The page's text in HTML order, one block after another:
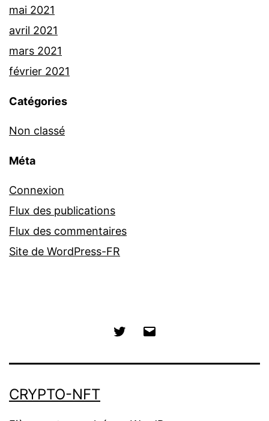
mai 2021
avril 2021
mars 2021
février 2021
Catégories
Non classé
Méta
Connexion
Flux des publications
Flux des commentaires
Site de WordPress-FR
Twitter
CRYPTO-NFT